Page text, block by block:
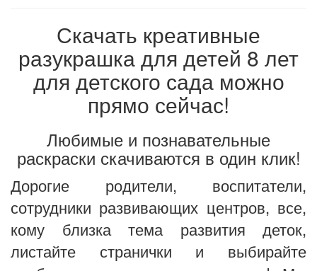
Скачать креативные
разукрашка для детей 8 лет
для детского сада можно
прямо сейчас!
Любимые и познавательные
раскраски скачиваются в один клик!
Дорогие родители, воспитатели,
сотрудники развивающих центров, все,
кому близка тема развития деток,
листайте странички и выбирайте